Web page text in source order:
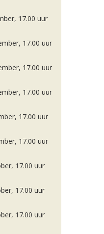
17.00 uur
17.00 uur
17.00 uur
17.00 uur
17.00 uur
17.00 uur
17.00 uur
17.00 uur
17.00 uur